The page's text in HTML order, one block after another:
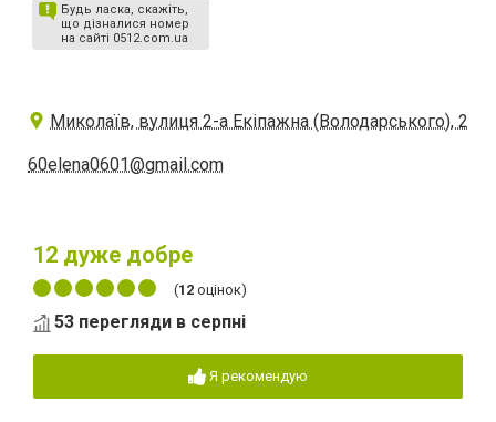
Будь ласка, скажіть,
що дізналися номер
на сайті 0512.com.ua
Миколаїв, вулиця 2-а Екіпажна (Володарського), 2
60elena0601@gmail.com
12 дуже добре
(12 оцінок)
53 перегляди в серпні
Я рекомендую